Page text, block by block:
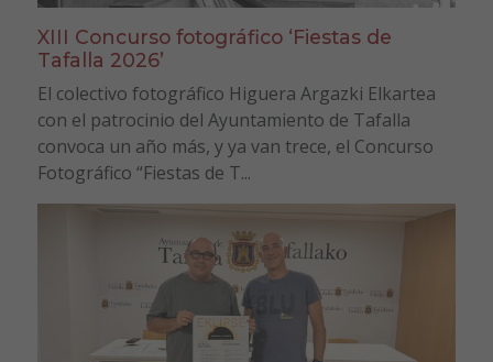
XIII Concurso fotográfico ‘Fiestas de
Tafalla 2026’
El colectivo fotográfico Higuera Argazki Elkartea
con el patrocinio del Ayuntamiento de Tafalla
convoca un año más, y ya van trece, el Concurso
Fotográfico “Fiestas de T...